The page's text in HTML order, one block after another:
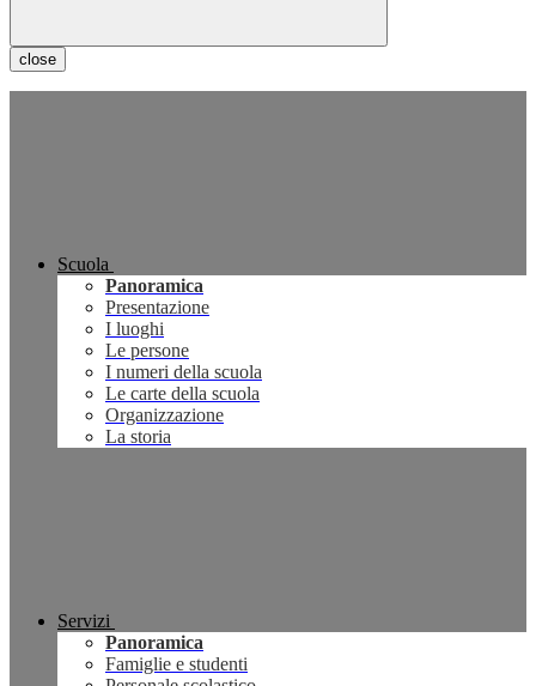
close
Scuola
Panoramica
Presentazione
I luoghi
Le persone
I numeri della scuola
Le carte della scuola
Organizzazione
La storia
Servizi
Panoramica
Famiglie e studenti